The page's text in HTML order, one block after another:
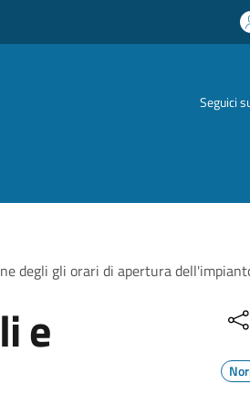
Seguici
degli gli orari di apertura
e